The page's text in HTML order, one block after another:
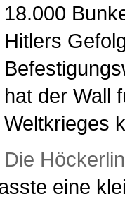
18.000
Hitlers
hat der Wall
Weltkrieges
Die
eine